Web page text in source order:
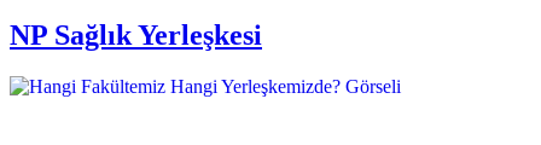
NP Sağlık Yerleşkesi